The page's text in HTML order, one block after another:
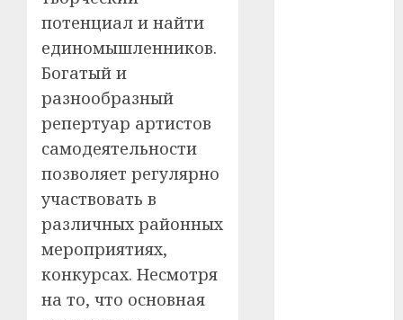
потенциал и найти
единомышленников.
Богатый и
разнообразный
репертуар артистов
самодеятельности
позволяет регулярно
участвовать в
различных районных
мероприятиях,
конкурсах. Несмотря
на то, что основная